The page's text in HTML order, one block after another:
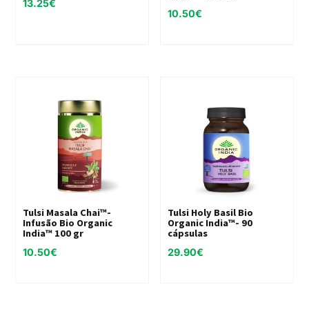
13.25€
10.50€
Tulsi Masala Chai™-
Infusão Bio Organic
India™ 100 gr
10.50€
Tulsi Holy Basil Bio
Organic India™- 90
cápsulas
29.90€